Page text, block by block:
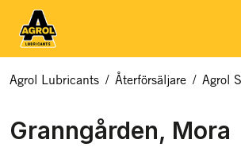
Agrol Lubricants / Återförsäljare / Agrol
Granngården, Mora